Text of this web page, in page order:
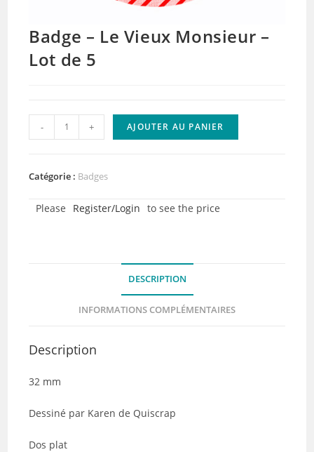
Badge – Le Vieux Monsieur –
Lot de 5
quantité
de
-
Vieux
- + AJOUTER AU PANIER
Catégorie : Badges
Please Register/Login to see the price
DESCRIPTION
INFORMATIONS COMPLÉMENTAIRES
Description
32 mm
Dessiné par Karen de Quiscrap
Dos plat